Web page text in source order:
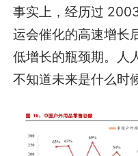
事实上，经历过
运会催化的高速增长
低增长的瓶颈期。人
不知道未来是什么时